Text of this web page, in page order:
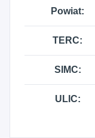
Powiat:
TERC:
SIMC:
ULIC: